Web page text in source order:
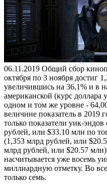
06.11.2019 Общий сбор
октября по 3 ноября достиг
увеличившись на 36,1% и в
американской (курс доллара
одном и том же уровне -
величине показатель в 2019
только показатели уик-
рублей, или $33.10 млн по
(1,353 млрд рублей, или
млрд рублей, или $20.57
насчитывается уже восемь
миллиардную отметку. Во
только семь.